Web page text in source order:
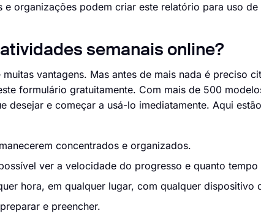
organizações podem criar este relatório para uso de
semanais online?
vantagens. Mas antes de mais nada é preciso
formulário gratuitamente. Com mais de 500
e começar a usá-lo imediatamente. Aqui
concentrados e organizados.
ver a velocidade do progresso e quanto
hora, em qualquer lugar, com qualquer dispositivo
e preencher.